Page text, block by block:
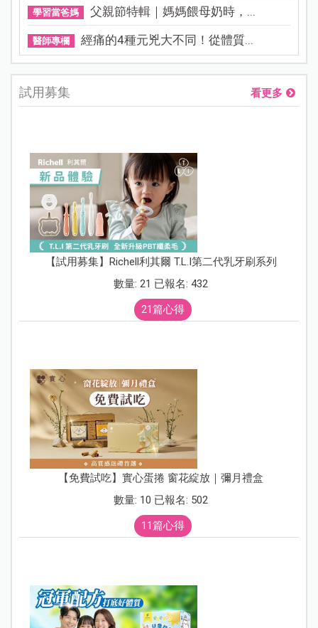
學習當爸媽 父親節特輯｜媽媽餵母奶時，...
醫師專欄 經痛的4種元兇大不同！從體質...
試用募集 看更多
【試用募集】Richell利其爾 T.L.I第二代乳牙刷系列
數量: 21 已報名: 432
21篇心得
【免費試吃】實心蛋捲 窗花綻放｜彌月禮盒
數量: 10 已報名: 502
11篇心得